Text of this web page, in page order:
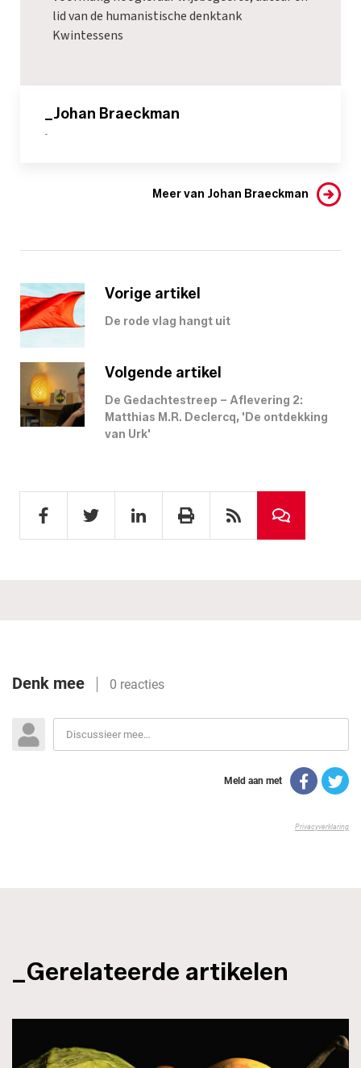
lid van de humanistische denktank
Kwintessens
_Johan Braeckman
-
Meer van Johan Braeckman
Vorige artikel
De rode vlag hangt uit
Volgende artikel
De Gedachtestreep – Aflevering 2:
Matthias M.R. Declercq, 'De ontdekking
van Urk'
_Gerelateerde artikelen